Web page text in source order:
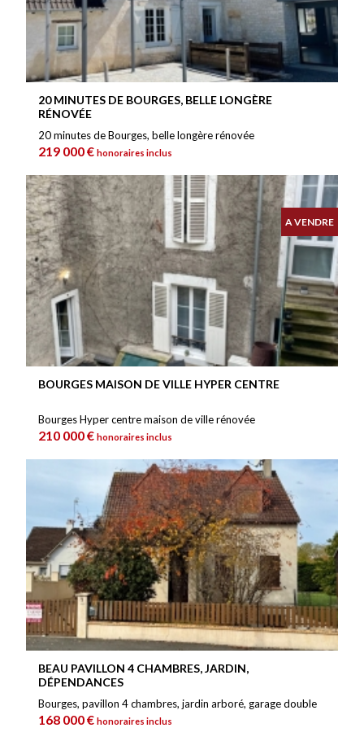
20 MINUTES DE BOURGES, BELLE LONGÈRE
RÉNOVÉE
20 minutes de Bourges, belle longère rénovée
219 000 €honoraires inclus
A VENDRE
BOURGES MAISON DE VILLE HYPER CENTRE
Bourges Hyper centre maison de ville rénovée
210 000 €honoraires inclus
BEAU PAVILLON 4 CHAMBRES, JARDIN,
DÉPENDANCES
Bourges, pavillon 4 chambres, jardin arboré, garage double
168 000 €honoraires inclus